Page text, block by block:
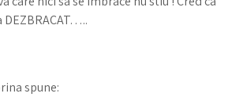
spune: